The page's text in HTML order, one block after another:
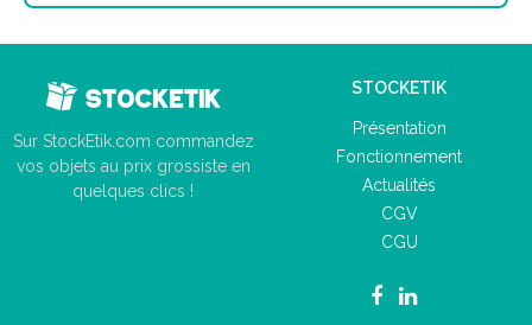
Sur StockEtik.com commandez
vos objets au prix grossiste en
quelques clics !
STOCKETIK
Présentation
Fonctionnement
Actualités
CGV
CGU